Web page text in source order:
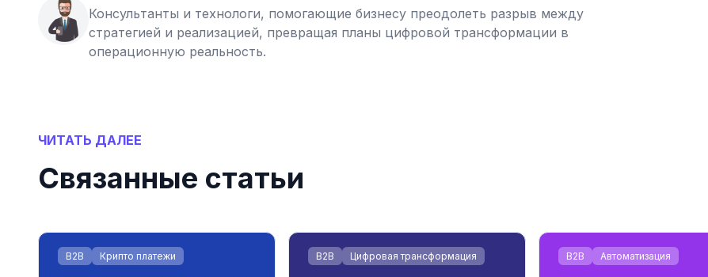
Консультанты и технологи, помогающие бизнесу преодолеть разрыв между
стратегией и реализацией, превращая планы цифровой трансформации в
операционную реальность.
ЧИТАТЬ ДАЛЕЕ
Связанные статьи
B2B Крипто платежи B2B Цифровая трансформация B2B Автоматизация